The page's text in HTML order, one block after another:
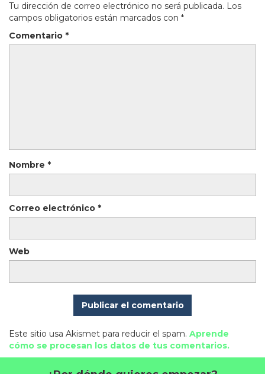
Tu dirección de correo electrónico no será publicada. Los
campos obligatorios están marcados con *
Comentario *
Nombre *
Correo electrónico *
Web
Este sitio usa Akismet para reducir el spam. Aprende
cómo se procesan los datos de tus comentarios.